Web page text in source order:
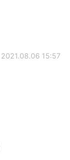
2021.08.06 15:57